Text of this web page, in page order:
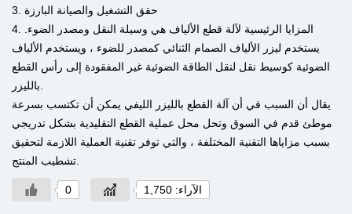
3. حقق التشغيل والصيانة البارزة
4. المزايا الرئيسية لآلة قطع الألياف هي وسيلة النقل ومصدر الضوء.
يستخدم ليزر الألياف الصمام الثنائي كمصدر للضوء ، ويستخدم الألياف
الضوئية كوسيط نقل لنقل الطاقة الضوئية غير المفقودة إلى رأس القطع
يقال أن السبب في أن آلة القطع بالليزر الليفي يمكن أن تكتسب بسرعة
موطئ قدم في السوق وتحل محل عملية القطع التقليدية بشكل تدريجي
بسبب مزاياها التقنية المختلفة ، والتي توفر تقنية العملية اللازمة لتحقيق
0 الآراء: 1,750